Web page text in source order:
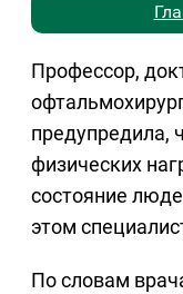
Профессор,
предупредила,
физических
состояние
этом
По словам